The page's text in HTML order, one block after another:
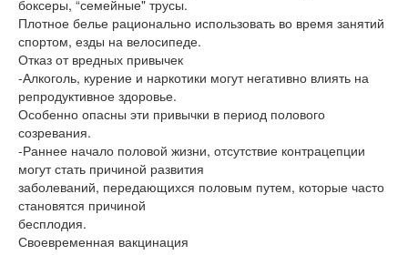
боксеры, “семейные" трусы.
Плотное белье рационально использовать во время занятий
спортом, езды на велосипеде.
Отказ от вредных привычек
-Алкоголь, курение и наркотики могут негативно влиять на
репродуктивное здоровье.
Особенно опасны эти привычки в период полового
созревания.
-Раннее начало половой жизни, отсутствие контрацепции
могут стать причиной развития
заболеваний, передающихся половым путем, которые часто
становятся причиной
бесплодия.
Своевременная вакцинация